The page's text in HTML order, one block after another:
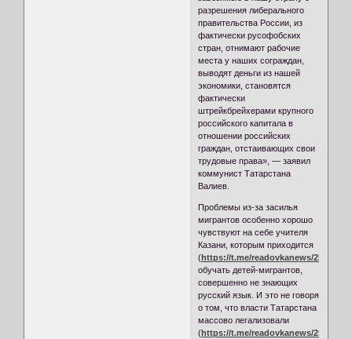
разрешения либерального
правительства России, из
фактически русофобских
стран, отнимают рабочие
места у наших сограждан,
выводят деньги из нашей
экономики, становятся
фактически
штрейкбрейхерами крупного
российского капитала в
отношении российских
граждан, отстаивающих свои
трудовые права», — заявил
коммунист Татарстана
Валиев.
Проблемы из-за засилья
мигрантов особенно хорошо
чувствуют на себе учителя
Казани, которым приходится
(https://t.me/readovkanews/25317
обучать детей-мигрантов,
совершенно не знающих
русский язык. И это не говоря
о том, что власти Татарстана
массово легализовали
(https://t.me/readovkanews/25987